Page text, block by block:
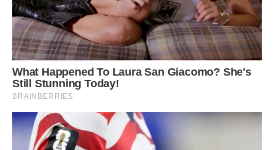
Сподобалася стаття? Поділіться з друзями на Facebook